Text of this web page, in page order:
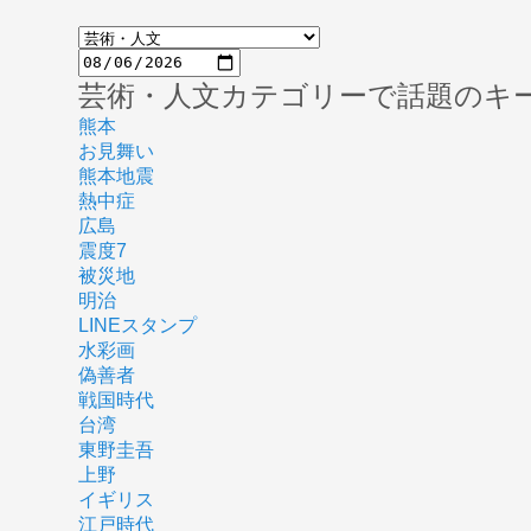
芸術・人文カテゴリーで話題のキ
熊本
お見舞い
熊本地震
熱中症
広島
震度7
被災地
明治
LINEスタンプ
水彩画
偽善者
戦国時代
台湾
東野圭吾
上野
イギリス
江戸時代